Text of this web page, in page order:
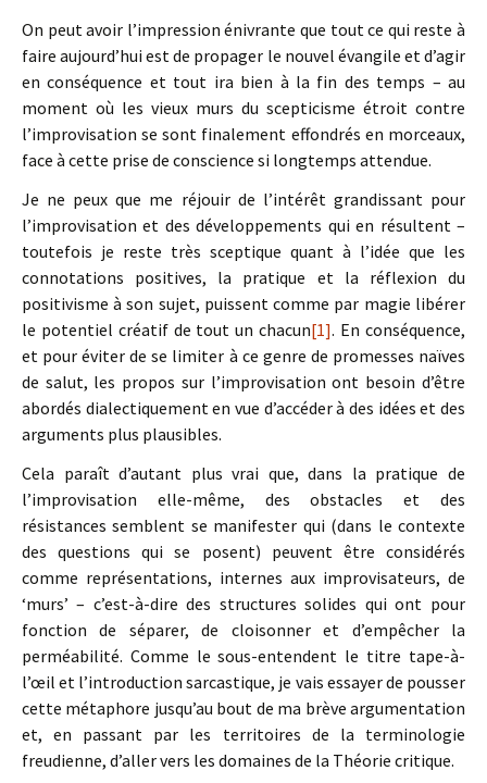
On peut avoir l’impression énivrante que tout ce qui reste à
faire aujourd’hui est de propager le nouvel évangile et d’agir
en conséquence et tout ira bien à la fin des temps – au
moment où les vieux murs du scepticisme étroit contre
l’improvisation se sont finalement effondrés en morceaux,
face à cette prise de conscience si longtemps attendue.
Je ne peux que me réjouir de l’intérêt grandissant pour
l’improvisation et des développements qui en résultent –
toutefois je reste très sceptique quant à l’idée que les
connotations positives, la pratique et la réflexion du
positivisme à son sujet, puissent comme par magie libérer
le potentiel créatif de tout un chacun[1]. En conséquence,
et pour éviter de se limiter à ce genre de promesses naïves
de salut, les propos sur l’improvisation ont besoin d’être
abordés dialectiquement en vue d’accéder à des idées et des
arguments plus plausibles.
Cela paraît d’autant plus vrai que, dans la pratique de
l’improvisation elle-même, des obstacles et des
résistances semblent se manifester qui (dans le contexte
des questions qui se posent) peuvent être considérés
comme représentations, internes aux improvisateurs, de
‘murs’ – c’est-à-dire des structures solides qui ont pour
fonction de séparer, de cloisonner et d’empêcher la
perméabilité. Comme le sous-entendent le titre tape-à-
l’œil et l’introduction sarcastique, je vais essayer de pousser
cette métaphore jusqu’au bout de ma brève argumentation
et, en passant par les territoires de la terminologie
freudienne, d’aller vers les domaines de la Théorie critique.